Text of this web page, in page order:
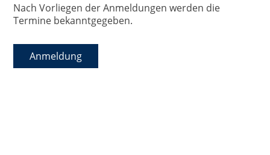
Nach Vorliegen der Anmeldungen werden die
Termine bekanntgegeben.
Anmeldung